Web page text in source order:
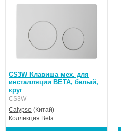
CS3W Клавиша мех. для
инсталляции BETA, белый,
круг
CS3W
Calypso (Китай)
Коллекция Beta